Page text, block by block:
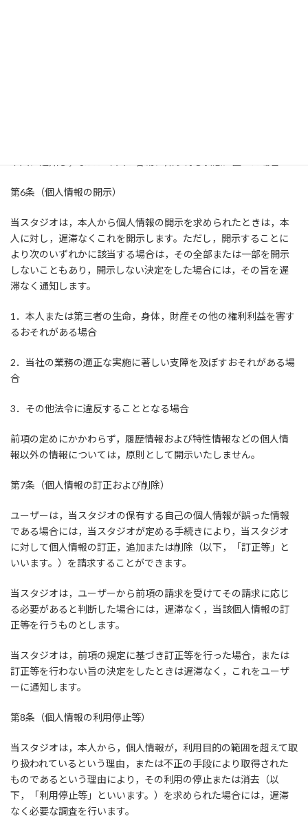
第6条（個人情報の開示）
当スタジオは，本人から個人情報の開示を求められたときは，本
人に対し，遅滞なくこれを開示します。ただし，開示することに
より次のいずれかに該当する場合は，その全部または一部を開示
しないこともあり，開示しない決定をした場合には，その旨を遅
滞なく通知します。
1．本人または第三者の生命，身体，財産その他の権利利益を害す
るおそれがある場合
2．当社の業務の適正な実施に著しい支障を及ぼすおそれがある場
合
3．その他法令に違反することとなる場合
前項の定めにかかわらず，履歴情報および特性情報などの個人情
報以外の情報については，原則として開示いたしません。
第7条（個人情報の訂正および削除）
ユーザーは，当スタジオの保有する自己の個人情報が誤った情報
である場合には，当スタジオが定める手続きにより，当スタジオ
に対して個人情報の訂正，追加または削除（以下，「訂正等」と
いいます。）を請求することができます。
当スタジオは，ユーザーから前項の請求を受けてその請求に応じ
る必要があると判断した場合には，遅滞なく，当該個人情報の訂
正等を行うものとします。
当スタジオは，前項の規定に基づき訂正等を行った場合，または
訂正等を行わない旨の決定をしたときは遅滞なく，これをユーザ
ーに通知します。
第8条（個人情報の利用停止等）
当スタジオは，本人から，個人情報が，利用目的の範囲を超えて取
り扱われているという理由，または不正の手段により取得された
ものであるという理由により，その利用の停止または消去（以
下，「利用停止等」といいます。）を求められた場合には，遅滞
なく必要な調査を行います。